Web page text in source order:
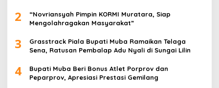
2
“Novriansyah Pimpin KORMI Muratara, Siap
Mengolahragakan Masyarakat”
3
Grasstrack Piala Bupati Muba Ramaikan Telaga
Sena, Ratusan Pembalap Adu Nyali di Sungai Lilin
4
Bupati Muba Beri Bonus Atlet Porprov dan
Peparprov, Apresiasi Prestasi Gemilang